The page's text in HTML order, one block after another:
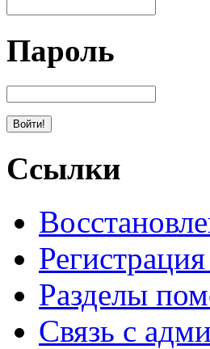
Пароль
Ссылки
Разделы
Связь с